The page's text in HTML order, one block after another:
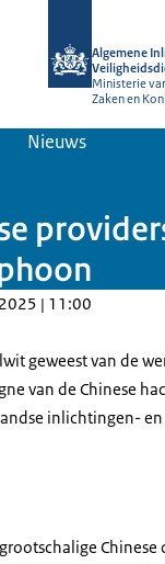
Algemene
Ministerie
Zaken en
Nieuws
| 11:00
geweest van de
van de Chinese
inlichtingen-
en MIVD